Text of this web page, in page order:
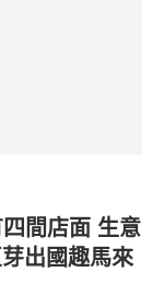
間店面 生意
出國趣馬來